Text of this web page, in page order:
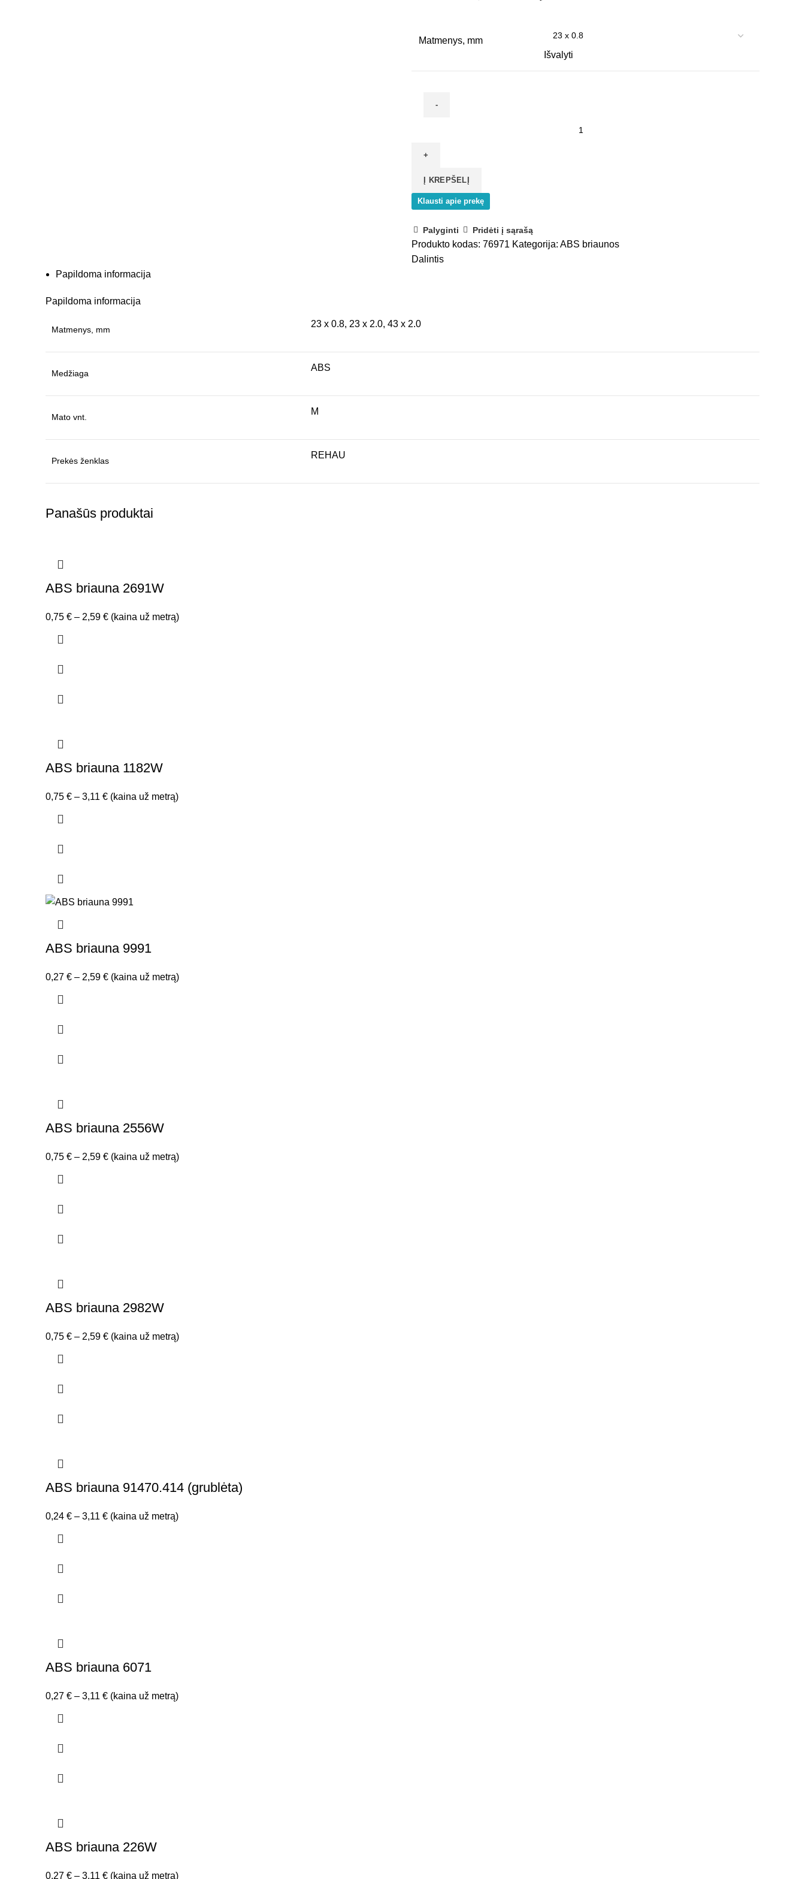
through
Matmenys, mm
Išvalyti
ABS
76971Į KREPŠELĮ
Klausti apie prekę
Palyginti Pridėti į sąrašą
Produkto kodas: 76971 Kategorija: ABS briaunos
Dalintis
Papildoma informacija
Papildoma informacija
Matmenys, mm
23 x 0.8, 23 x 2.0, 43 x 2.0
Medžiaga
ABS
Mato vnt.
M
Prekės ženklas
REHAU
Panašūs produktai
ABS briauna 2691W
0,75 € – 2,59 €Price
(kaina už metrą)
ABS briauna 1182W
0,75 € – 3,11 €Price
(kaina už metrą)
ABS briauna 9991
0,27 € – 2,59 €Price
(kaina už metrą)
ABS briauna 2556W
0,75 € – 2,59 €Price
(kaina už metrą)
ABS briauna 2982W
0,75 € – 2,59 €Price
(kaina už metrą)
ABS briauna 91470.414 (grublėta)
0,24 € – 3,11 €Price
(kaina už metrą)
ABS briauna 6071
0,27 € – 3,11 €Price
(kaina už metrą)
ABS briauna 226W
0,27 € – 3,11 €Price
(kaina už metrą)